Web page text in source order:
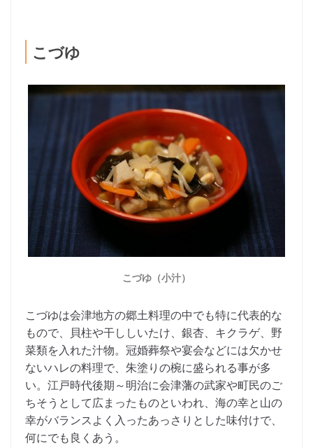
こづゆ
こづゆ（小汁）
こづゆは会津地方の郷土料理の中でも特に代表的な
もので、貝柱や干ししいたけ、銀杏、キクラゲ、野
菜類を入れた汁物。冠婚葬祭や宴会などには欠かせ
ないハレの料理で、朱塗りの椀に盛られる事が多
い。江戸時代後期～明治に会津藩の武家や町民のご
ちそうとして広まったものといわれ、海の幸と山の
幸がバランスよく入ったあっさりとした味付けで、
何にでも良くあう。